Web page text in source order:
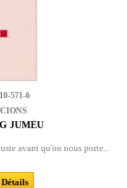
571-6
JUMÈU
avant qu'on nous porte...
Détails